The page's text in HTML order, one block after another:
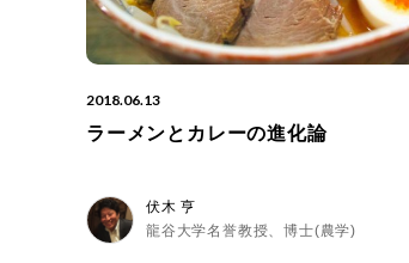
2018.06.13
ラーメンとカレーの進化論
伏木 亨
龍谷大学名誉教授、博士(農学)